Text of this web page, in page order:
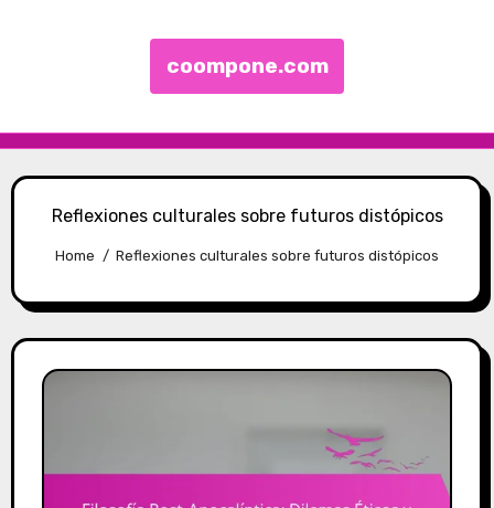
coompone.com
Reflexiones culturales sobre futuros distópicos
Home Reflexiones culturales sobre futuros distópicos